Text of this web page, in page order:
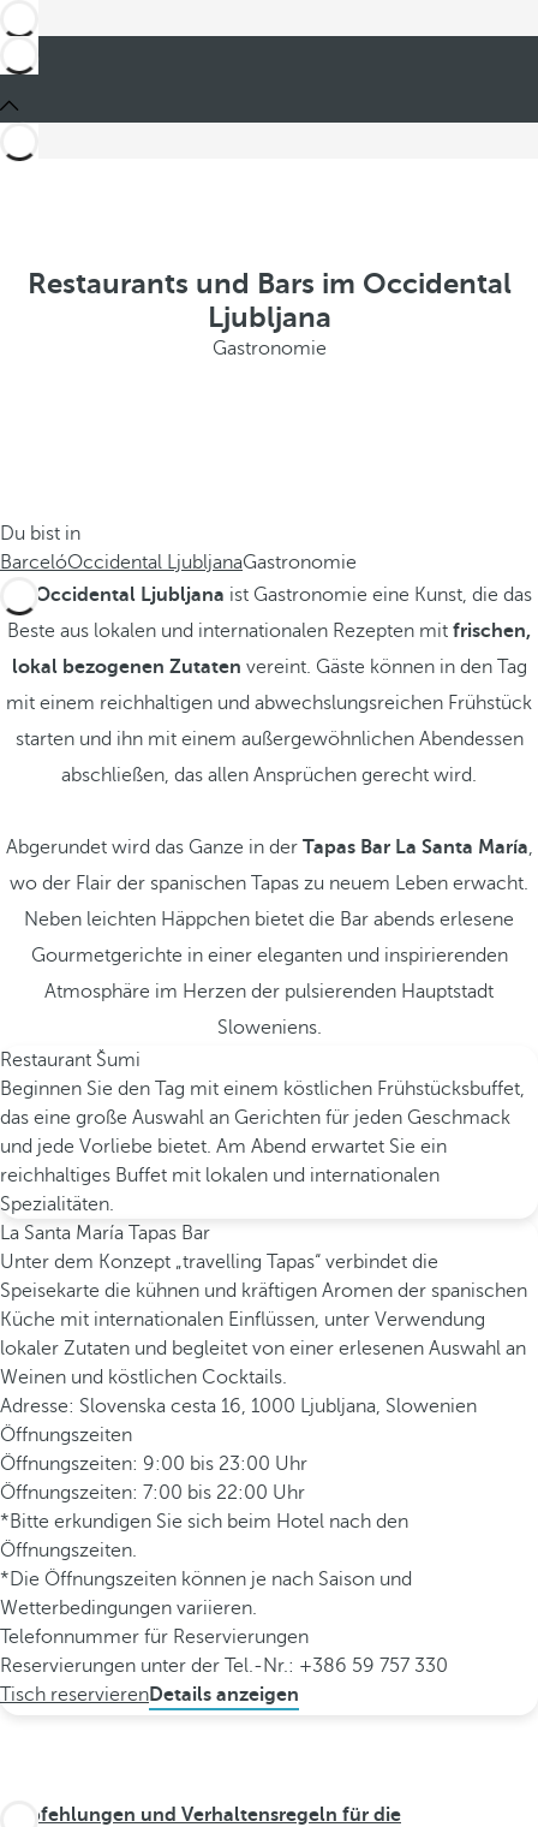
Restaurants und Bars im Occidental
Ljubljana
Gastronomie
Du bist in
BarcelóOccidental LjubljanaGastronomie
Occidental Ljubljana ist Gastronomie eine Kunst, die das
Beste aus lokalen und internationalen Rezepten mit frischen,
lokal bezogenen Zutaten vereint. Gäste können in den Tag
mit einem reichhaltigen und abwechslungsreichen Frühstück
starten und ihn mit einem außergewöhnlichen Abendessen
abschließen, das allen Ansprüchen gerecht wird.
Abgerundet wird das Ganze in der Tapas Bar La Santa María,
wo der Flair der spanischen Tapas zu neuem Leben erwacht.
Neben leichten Häppchen bietet die Bar abends erlesene
Gourmetgerichte in einer eleganten und inspirierenden
Atmosphäre im Herzen der pulsierenden Hauptstadt
Sloweniens.
Restaurant Šumi
Beginnen Sie den Tag mit einem köstlichen Frühstücksbuffet,
das eine große Auswahl an Gerichten für jeden Geschmack
und jede Vorliebe bietet. Am Abend erwartet Sie ein
reichhaltiges Buffet mit lokalen und internationalen
Spezialitäten.
La Santa María Tapas Bar
Unter dem Konzept „travelling Tapas“ verbindet die
Speisekarte die kühnen und kräftigen Aromen der spanischen
Küche mit internationalen Einflüssen, unter Verwendung
lokaler Zutaten und begleitet von einer erlesenen Auswahl an
Weinen und köstlichen Cocktails.
Adresse: Slovenska cesta 16, 1000 Ljubljana, Slowenien
Öffnungszeiten
Öffnungszeiten: 9:00 bis 23:00 Uhr
Öffnungszeiten: 7:00 bis 22:00 Uhr
*Bitte erkundigen Sie sich beim Hotel nach den
Öffnungszeiten.
*Die Öffnungszeiten können je nach Saison und
Wetterbedingungen variieren.
Telefonnummer für Reservierungen
Reservierungen unter der Tel.-Nr.: +386 59 757 330
Tisch reservierenDetails anzeigen
Empfehlungen und Verhaltensregeln für die